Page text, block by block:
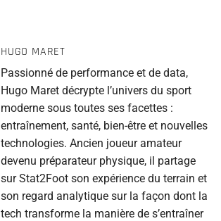
HUGO MARET
Passionné de performance et de data,
Hugo Maret décrypte l’univers du sport
moderne sous toutes ses facettes :
entraînement, santé, bien-être et nouvelles
technologies. Ancien joueur amateur
devenu préparateur physique, il partage
sur Stat2Foot son expérience du terrain et
son regard analytique sur la façon dont la
tech transforme la manière de s’entraîner